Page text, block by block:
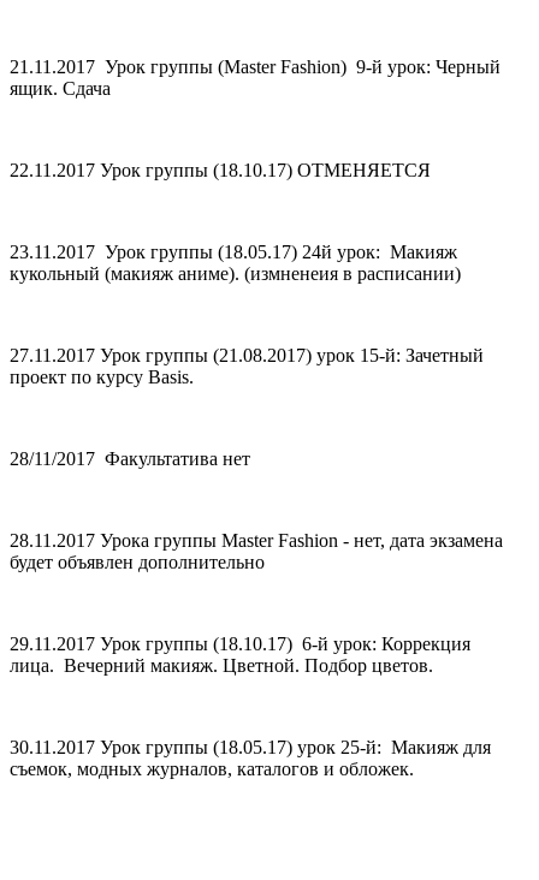
21.11.2017 Урок группы (Master Fashion) 9-й урок: Черный
ящик. Сдача
22.11.2017 Урок группы (18.10.17) ОТМЕНЯЕТСЯ
23.11.2017 Урок группы (18.05.17) 24й урок: Макияж
кукольный (макияж аниме). (измненеия в расписании)
27.11.2017 Урок группы (21.08.2017) урок 15-й: Зачетный
проект по курсу Basis.
28/11/2017 Факультатива нет
28.11.2017 Урокa группы Master Fashion - нет, дата экзамена
будет объявлен дополнительно
29.11.2017 Урок группы (18.10.17) 6-й урок: Коррекция
лица. Вечерний макияж. Цветной. Подбор цветов.
30.11.2017 Урок группы (18.05.17) урок 25-й: Макияж для
съемок, модных журналов, каталогов и обложек.